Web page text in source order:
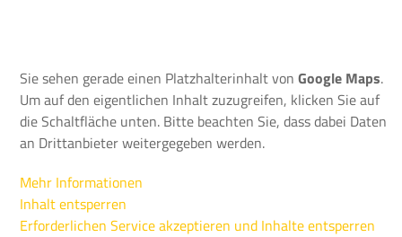
Sie sehen gerade einen Platzhalterinhalt vonGoogle Maps.
Um auf den eigentlichen Inhalt zuzugreifen, klicken Sie auf
die Schaltfläche unten. Bitte beachten Sie, dass dabei Daten
an Drittanbieter weitergegeben werden.
Mehr Informationen
Inhalt entsperren
Erforderlichen Service akzeptieren und Inhalte entsperren